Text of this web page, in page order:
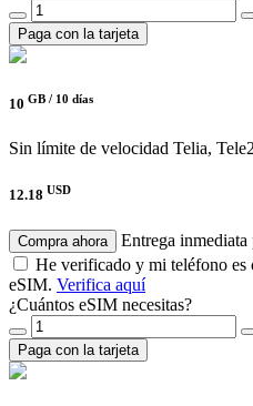
Paga con la tarjeta
10 GB / 10 días
Sin límite de velocidad Telia, Tele2
12.18 USD
Compra ahora
Entrega
He verificado y mi teléfono es
eSIM. Verifica aquí
¿Cuántos eSIM necesitas?
Paga con la tarjeta